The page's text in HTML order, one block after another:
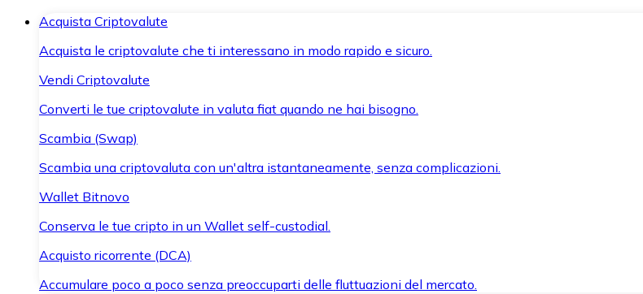
Acquista Criptovalute
Acquista le criptovalute che ti interessano in modo rapido e sicuro.
Vendi Criptovalute
Converti le tue criptovalute in valuta fiat quando ne hai bisogno.
Scambia (Swap)
Scambia una criptovaluta con un'altra istantaneamente, senza complicazioni.
Wallet Bitnovo
Conserva le tue cripto in un Wallet self-custodial.
Acquisto ricorrente (DCA)
Accumulare poco a poco senza preoccuparti delle fluttuazioni del mercato.